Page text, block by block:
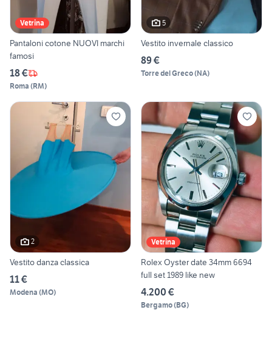
Vetrina
Pantaloni cotone NUOVI marchi
famosi
18 €
Roma (RM)
5
Vestito invernale classico
89 €
Torre del Greco(NA)
2
Vestito danza classica
11 €
Modena (MO)
Vetrina
Rolex Oyster date 34mm 6694
full set 1989 like new
4.200 €
Bergamo(BG)